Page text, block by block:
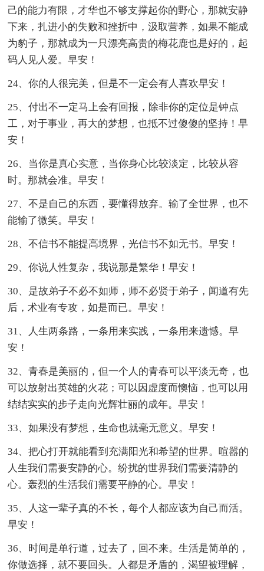
己的能力有限，才华也不够支撑起你的野心，那就安静
下来，扎进小的失败和挫折中，汲取营养，如果不能成
为豹子，那就成为一只漂亮高贵的梅花鹿也是好的，起
码人见人爱。早安！
24、你的人很完美，但是不一定会有人喜欢早安！
25、付出不一定马上会有回报，除非你的定位是钟点
工，对于事业，再大的梦想，也抵不过傻傻的坚持！早
安！
26、当你是真心实意，当你身心比较淡定，比较从容
时。那就会准。早安！
27、不是自己的东西，要懂得放弃。输了全世界，也不
能输了微笑。早安！
28、不信书不能提高境界，光信书不如无书。早安！
29、你说人性复杂，我说那是繁华！早安！
30、是故弟子不必不如师，师不必贤于弟子，闻道有先
后，术业有专攻，如是而已。早安！
31、人生两条路，一条用来实践，一条用来遗憾。早
安！
32、青春是美丽的，但一个人的青春可以平淡无奇，也
可以放射出英雄的火花；可以因虚度而懊恼，也可以用
结结实实的步子走向光辉壮丽的成年。早安！
33、如果没有梦想，生命也就毫无意义。早安！
34、把心打开就能看到充满阳光和希望的世界。喧嚣的
人生我们需要安静的心。纷扰的世界我们需要清静的
心。轰烈的生活我们需要平静的心。早安！
35、人这一辈子真的不长，每个人都应该为自己而活。
早安！
36、时间是单行道，过去了，回不来。生活是简单的，
你做选择，就不要回头。人都是矛盾的，渴望被理解，